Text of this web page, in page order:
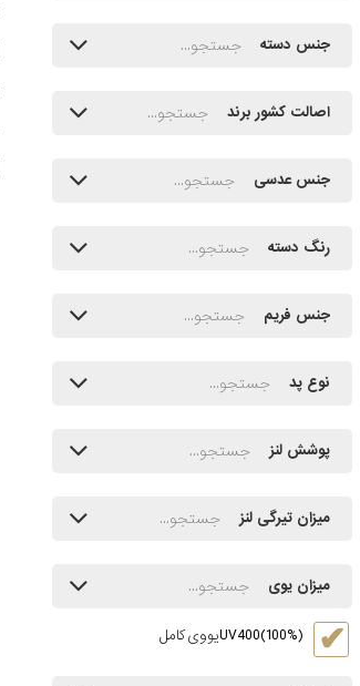
جنس دسته
اصالت کشور برند
جنس عدسی
رنگ دسته
جنس فریم
نوع پد
پوشش لنز
میزان تیرگی لنز
میزان یوی
UV400(100%)یووی کامل